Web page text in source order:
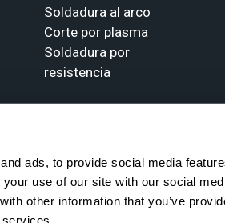
ads, to provide social media
use of our site with our social
other information that you’ve
Soldadura al arco
Corte por plasma
Soldadura por
resistencia